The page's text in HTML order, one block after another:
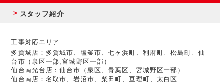
スタッフ紹介
工事対応エリア
多賀城店：多賀城市、塩釜市、七ヶ浜町、利府町、松島町、仙
台市（泉区一部,宮城野区一部）
仙台南光台店：仙台市（泉区、青葉区、宮城野区一部）
仙台南店：名取市、岩沼市、柴田町、亘理町、太白区